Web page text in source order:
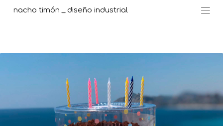
nacho timón _ diseño industrial